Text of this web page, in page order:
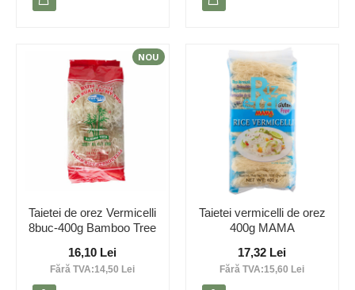
NOU
Taietei de orez Vermicelli
8buc-400g Bamboo Tree
16,10 Lei
Fără TVA:14,50 Lei
Taietei vermicelli de orez
400g MAMA
17,32 Lei
Fără TVA:15,60 Lei